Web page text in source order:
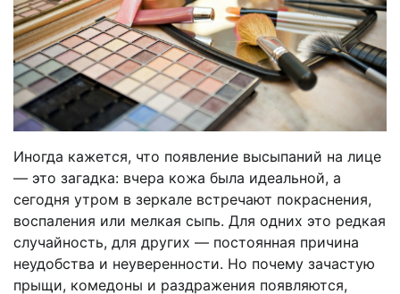
Иногда кажется, что появление высыпаний на лице
— это загадка: вчера кожа была идеальной, а
сегодня утром в зеркале встречают покраснения,
воспаления или мелкая сыпь. Для одних это редкая
случайность, для других — постоянная причина
неудобства и неуверенности. Но почему зачастую
прыщи, комедоны и раздражения появляются,